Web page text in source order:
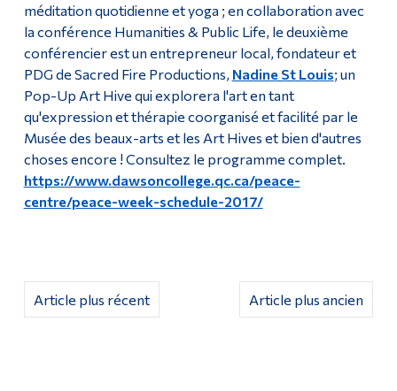
méditation quotidienne et yoga ; en collaboration avec
la conférence Humanities & Public Life, le deuxième
conférencier est un entrepreneur local, fondateur et
PDG de Sacred Fire Productions, Nadine St Louis; un
Pop-Up Art Hive qui explorera l'art en tant
qu'expression et thérapie coorganisé et facilité par le
Musée des beaux-arts et les Art Hives et bien d'autres
choses encore ! Consultez le programme complet.
https://www.dawsoncollege.qc.ca/peace-
centre/peace-week-schedule-2017/
Article plus ancien
Article plus récent